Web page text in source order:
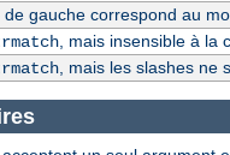
de gauche correspond au
, mais insensible à la
, mais les slashes ne